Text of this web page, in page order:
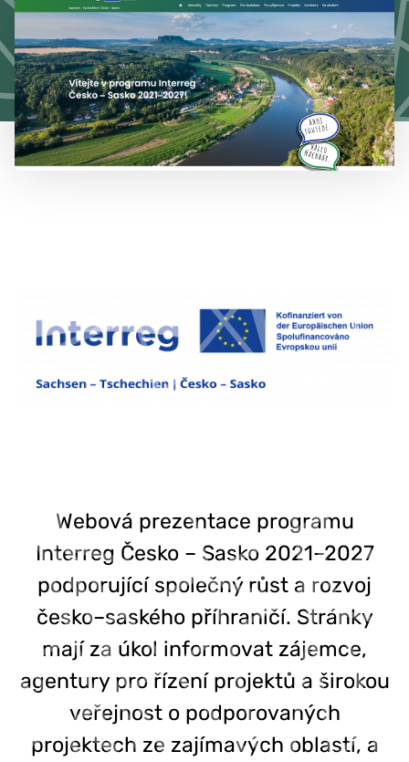
777 353 464
Webová prezentace programu
Interreg Česko – Sasko 2021–2027
podporující společný růst a rozvoj
česko–saského příhraničí. Stránky
mají za úkol informovat zájemce,
agentury pro řízení projektů a širokou
veřejnost o podporovaných
projektech ze zajímavých oblastí, a